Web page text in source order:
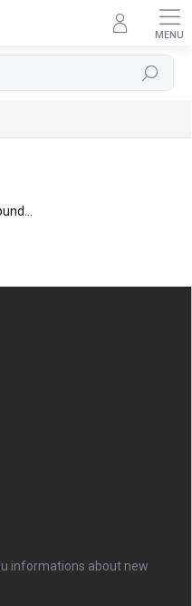
Search
informations about new